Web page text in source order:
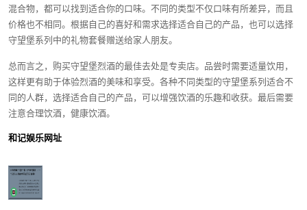
混合物，都可以找到适合你的口味。不同的类型不仅口味有所差异，而且
价格也不相同。根据自己的喜好和需求选择适合自己的产品，也可以选择
守望堡系列中的礼物套餐赠送给家人朋友。
总而言之，购买守望堡烈酒的最佳去处是专卖店。品尝时需要适量饮用，
这样更有助于体验烈酒的美味和享受。各种不同类型的守望堡系列适合不
同的人群，选择适合自己的产品，可以增强饮酒的乐趣和收获。最后需要
注意合理饮酒，健康饮酒。
和记娱乐网址